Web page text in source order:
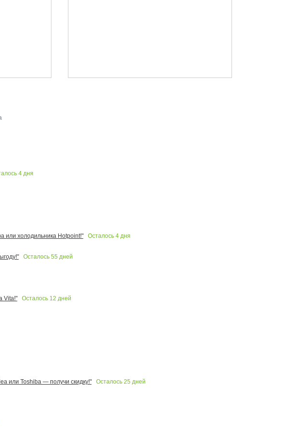
4дня
или холодильника Hotpoint!"
Осталось 4дня
Осталось 55 дней
Vita!"
Осталось 12 дней
или Toshiba — получи скидку!"
Осталось 25 дней